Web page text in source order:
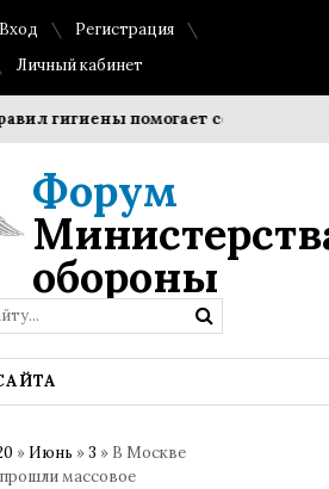
Вход
Регистрация
Личный кабинет
гигиены помогает сохранить
Форум
обороны
» Июнь »3 » В Москве
массовое